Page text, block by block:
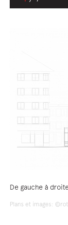
De gauche à
Plans et images: